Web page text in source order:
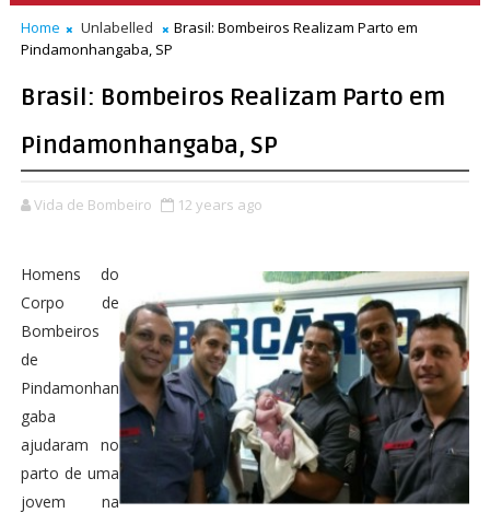
Home Unlabelled
Brasil: Bombeiros Realizam Parto em
Pindamonhangaba, SP
Brasil: Bombeiros Realizam Parto em
Pindamonhangaba, SP
Vida de Bombeiro 12 years ago
Homens do
Corpo de
Bombeiros
de
Pindamonhan
gaba
ajudaram no
parto de uma
jovem na